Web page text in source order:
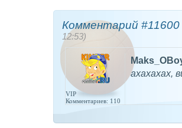
Комментарий
12:53)
VIP
Комментариев: 110
ахахахах,